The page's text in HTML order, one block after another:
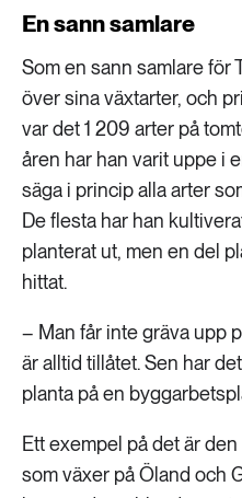
En sann samlare
Som en sann samlare för
över sina växtarter, och
var det 1 209 arter på
åren har han varit uppe i
säga i princip alla arter
De flesta har han
planterat ut, men en del
hittat.
– Man får inte gräva upp
är alltid tillåtet. Sen har
planta på en
Ett exempel på det är
som växer på Öland och